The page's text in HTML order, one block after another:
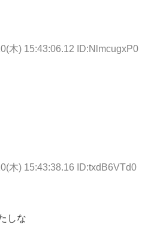
木) 15:43:06.12 ID:NlmcugxP0
木) 15:43:38.16 ID:txdB6VTd0
しな